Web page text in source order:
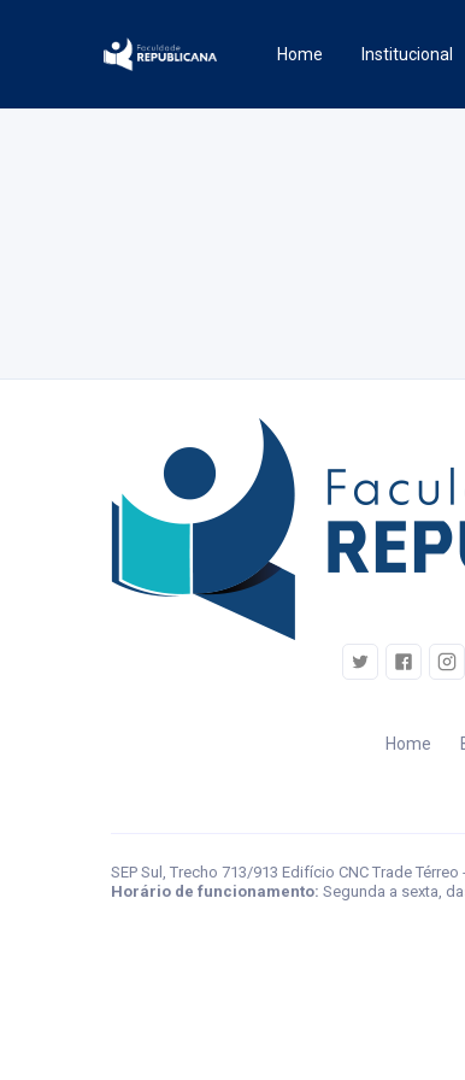
Home Institucional
Home
SEP Sul, Trecho 713/913 Edifício CNC Trade Térreo
Horário de funcionamento: Segunda a sexta,